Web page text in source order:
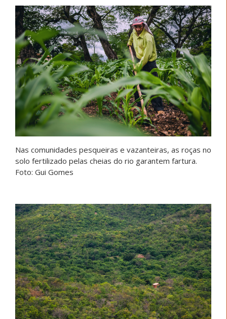
Nas comunidades pesqueiras e vazanteiras, as roças no
solo fertilizado pelas cheias do rio garantem fartura.
Foto: Gui Gomes